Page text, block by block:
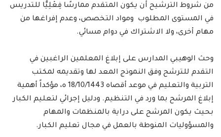
من شروط الترشيح أن يكون المتقدم ممارسًا فِعْلِيًّا للتدريس
في المستوى المطلوب ومواد التخصص، وعدم إفراغها من
مهام أخرى، ولا الاشتراك في دوام مسائي.
وحث الوهيبي المدارس على إبلاغ المعلمين الراغبين في
التقدم للترشح وفق النموذج المعد لها وتقديمه لمكتب
التربية والتعليم في موعد أقصاه 18/10/1443 ه، مؤكداً أهمية
إبلاغ المرشح بما ورد في التنظيم. ودليل إجرائي لتعليم الكبار
بحيث يكون المرشح على دراية بالمنظمات والمهام
والمسؤوليات المنوطة بالعمل في مجال تعليم الكبار.